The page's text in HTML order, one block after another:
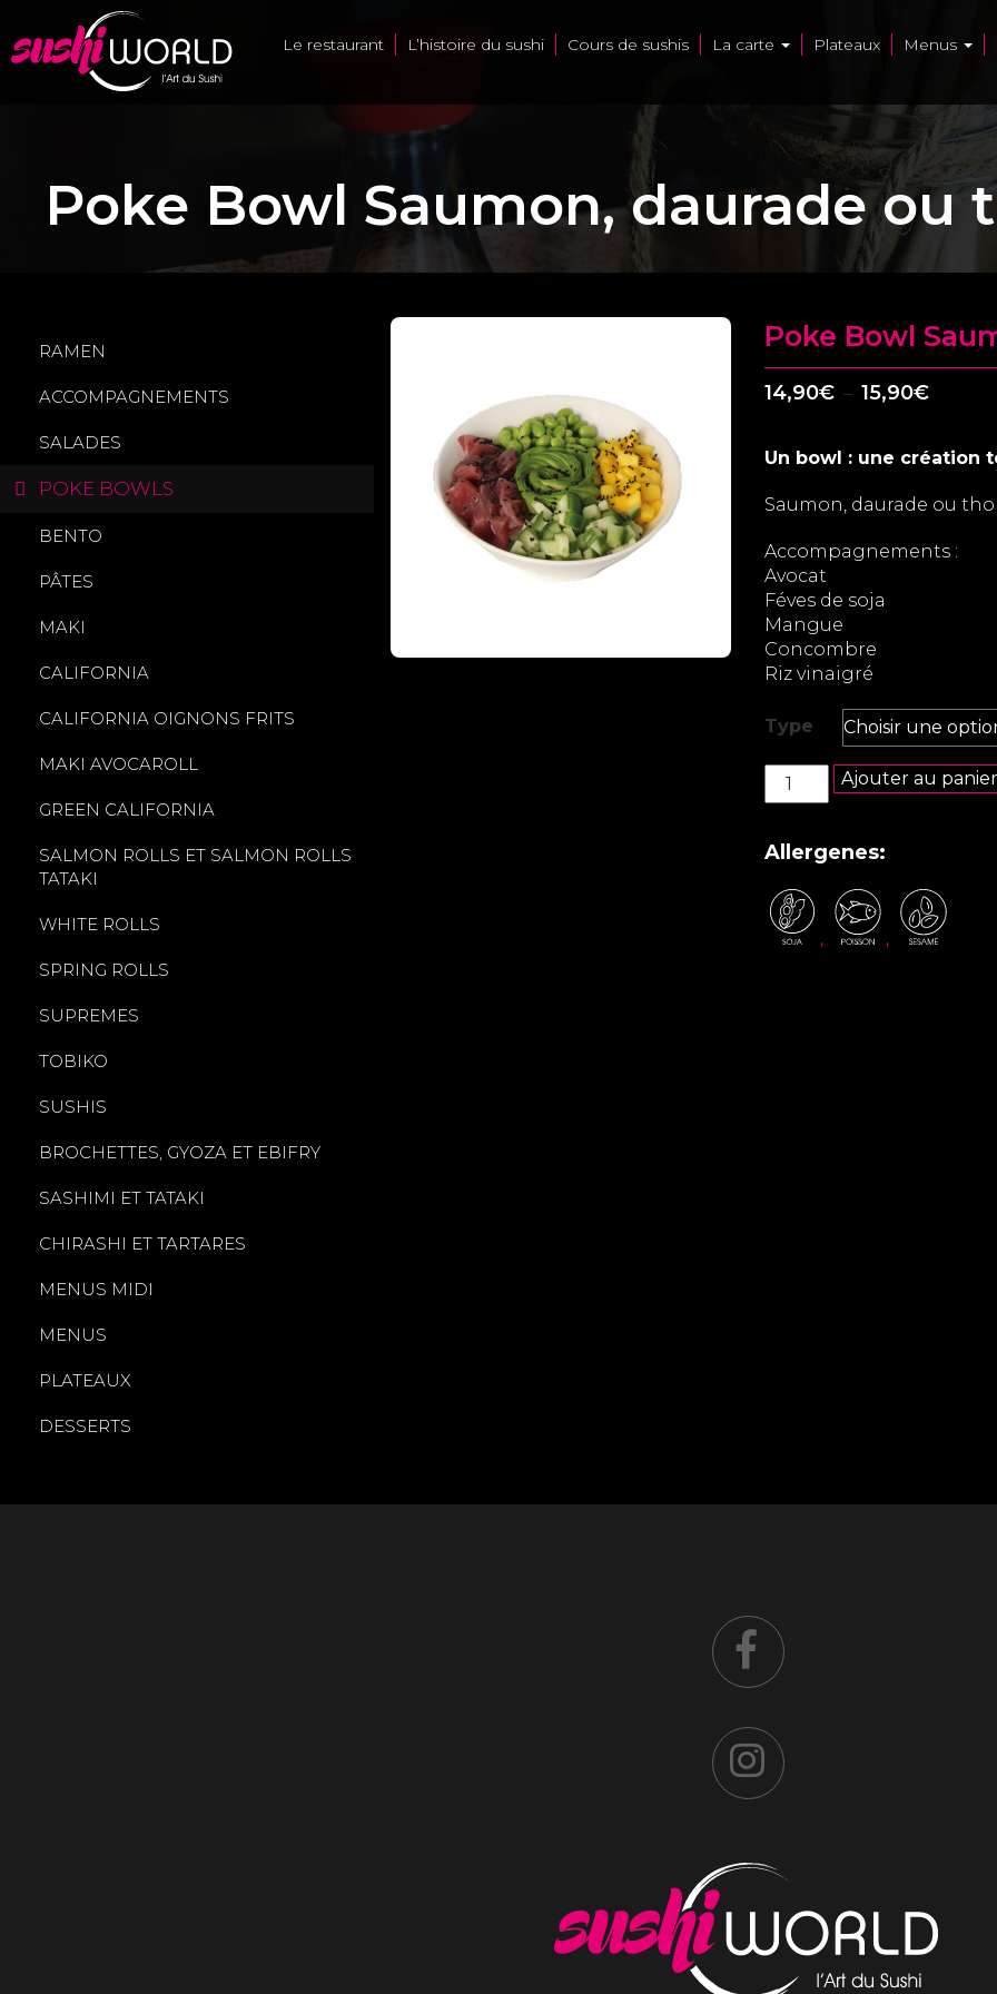
Le restaurant L’histoire du sushi Cours de sushis La carte Plateaux Menus
Poke Bowl Saumon, daurade ou
RAMEN
ACCOMPAGNEMENTS
SALADES
POKE BOWLS
BENTO
PÂTES
MAKI
CALIFORNIA
CALIFORNIA OIGNONS FRITS
MAKI AVOCAROLL
GREEN CALIFORNIA
SALMON ROLLS ET SALMON ROLLS
TATAKI
WHITE ROLLS
SPRING ROLLS
SUPREMES
TOBIKO
SUSHIS
BROCHETTES, GYOZA ET EBIFRY
SASHIMI ET TATAKI
CHIRASHI ET TARTARES
MENUS MIDI
MENUS
PLATEAUX
DESSERTS
Poke Bowl
14,90€ – 15,90€Plage
14,90€
15,90€
Un bowl : une création
Saumon, daurade ou
Accompagnements :
Avocat
Féves de soja
Mangue
Concombre
Riz vinaigré
Type
quantité
de
Bowl
daurade
ou
thon
Ajouter au
Allergenes:
, ,